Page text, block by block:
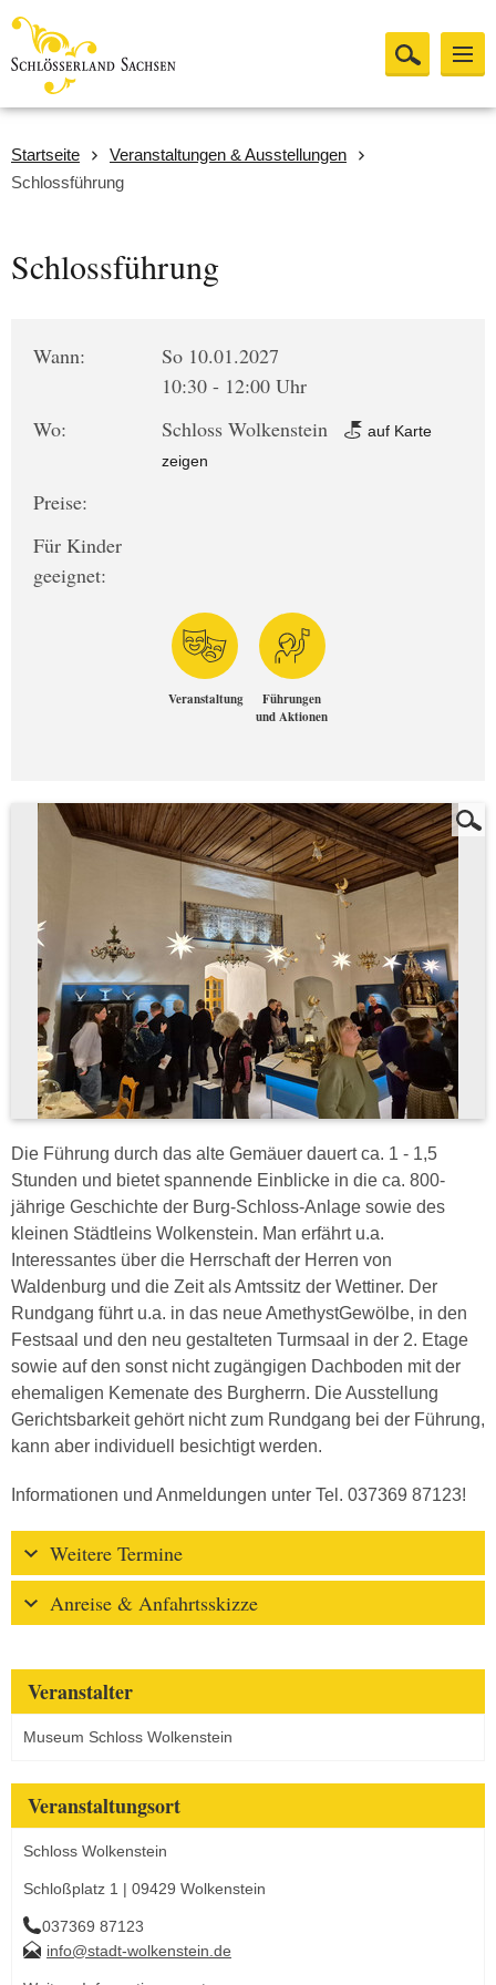
Startseite
Veranstaltungen & Ausstellungen
Schlossführung
Schlossführung
Wann:
So 10.01.2027
10:30 - 12:00 Uhr
Wo:
Schloss Wolkenstein
auf Karte
zeigen
Preise:
Für Kinder
geeignet:
Veranstaltung
Führungen
und Aktionen
Die Führung durch das alte Gemäuer dauert ca. 1 - 1,5
Stunden und bietet spannende Einblicke in die ca. 800-
jährige Geschichte der Burg-Schloss-Anlage sowie des
kleinen Städtleins Wolkenstein. Man erfährt u.a.
Interessantes über die Herrschaft der Herren von
Waldenburg und die Zeit als Amtssitz der Wettiner. Der
Rundgang führt u.a. in das neue AmethystGewölbe, in den
Festsaal und den neu gestalteten Turmsaal in der 2. Etage
sowie auf den sonst nicht zugängigen Dachboden mit der
ehemaligen Kemenate des Burgherrn. Die Ausstellung
Gerichtsbarkeit gehört nicht zum Rundgang bei der Führung,
kann aber individuell besichtigt werden.
Informationen und Anmeldungen unter Tel. 037369 87123!
Weitere Termine
Anreise & Anfahrtsskizze
Veranstalter
Museum Schloss Wolkenstein
Veranstaltungsort
Schloss Wolkenstein
Schloßplatz 1 | 09429 Wolkenstein
037369 87123
info@stadt-wolkenstein.de